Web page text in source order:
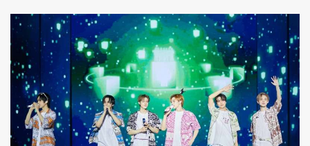
ค้นหา